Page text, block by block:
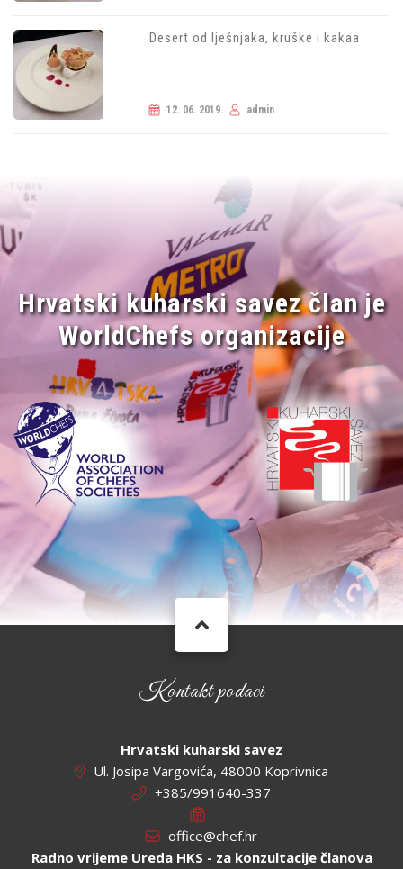
Desert od lješnjaka, kruške i kakaa
12. 06. 2019. admin
Hrvatski kuharski savez član je
WorldChefs organizacije
Kontakt podaci
Hrvatski kuharski savez
Ul. Josipa Vargovića, 48000 Koprivnica
+385/991640-337
office@chef.hr
Radno vrijeme Ureda HKS - za konzultacije članova